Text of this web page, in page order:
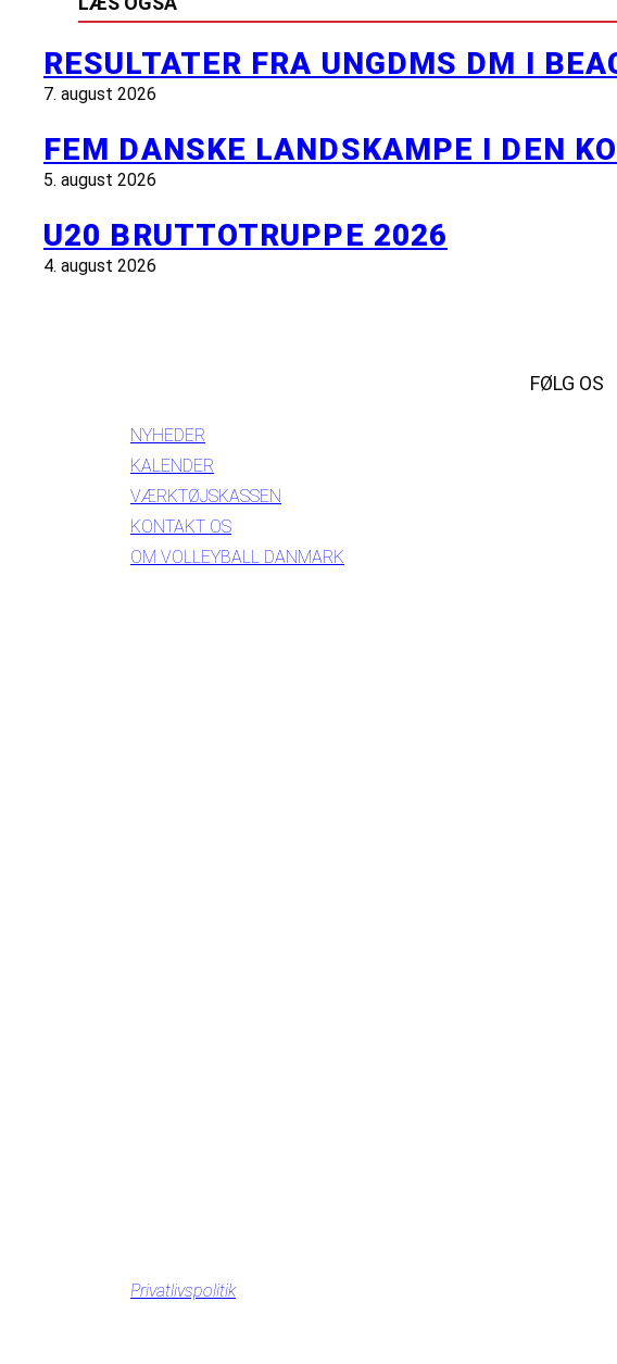
RESULTATER FRA UNGDMS DM I
7. august 2026
FEM DANSKE LANDSKAMPE I DEN
5. august 2026
U20 BRUTTOTRUPPE 2026
4. august 2026
NYHEDER
KALENDER
VÆRKTØJSKASSEN
KONTAKT OS
OM VOLLEYBALL DANMARK
FØLG OS
Privatlivspolitik